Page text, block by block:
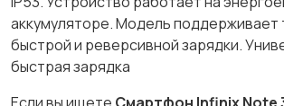
аккумуляторе. Модель поддерживает
быстрой и реверсивной зарядки.
быстрая зарядка